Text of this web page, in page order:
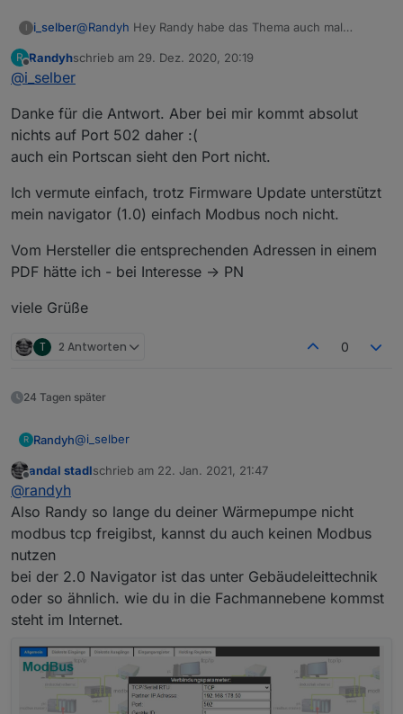
I i_selber@Randyh Hey Randy habe das Thema auch mal
Wärmepumpe abgreifen können. Habe dazu
Wichtig ist das du die richtigen Adressen eingibst.
and Error die Adressen rausgefunden. Diese
funktionieren auch! Wenn noch jemand weitere
durchschicken! Die im Netz kursierenden Adressen
funktionieren nicht!
TCP
Geräte ID = 1
voreingestellt
Gruß
R
Offline
Randyhschrieb am 29. Dez. 2020, 20:19
zuletzt editiert von
@i_selber
Danke für die Antwort. Aber bei mir kommt absolut
nichts auf Port 502 daher :(
auch ein Portscan sieht den Port nicht.
Ich vermute einfach, trotz Firmware Update unterstützt
mein navigator (1.0) einfach Modbus noch nicht.
Vom Hersteller die entsprechenden Adressen in einem
PDF hätte ich - bei Interesse -> PN
viele Grüße
T 2 Antworten 0
24 Tagen später
R Randyh@i_selber
Danke für die Antwort. Aber bei mir kommt absolut
auch ein Portscan sieht den Port nicht.
Ich vermute einfach, trotz Firmware Update unterstützt
mein navigator (1.0) einfach Modbus noch nicht.
Vom Hersteller die entsprechenden Adressen in einem
viele Grüße
Offline
andal stadlschrieb am 22. Jan. 2021, 21:47
zuletzt editiert von
@randyh
Also Randy so lange du deiner Wärmepumpe nicht
modbus tcp freigibst, kannst du auch keinen Modbus
nutzen
bei der 2.0 Navigator ist das unter Gebäudeleittechnik
oder so ähnlich. wie du in die Fachmannebene kommst
steht im Internet.